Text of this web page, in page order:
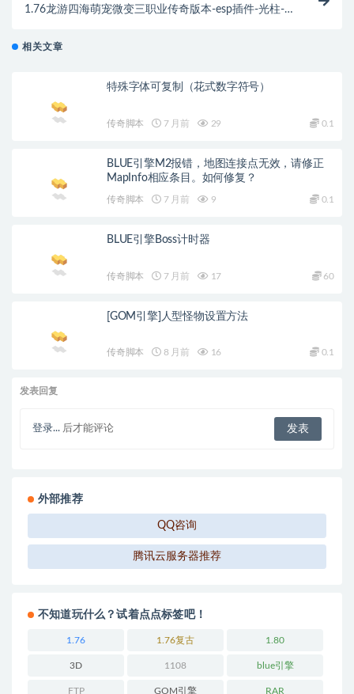
1.76龙游四海萌宠微变三职业传奇版本-esp插件-光柱-
相关文章
特殊字体可复制（花式数字符号）
传奇脚本 7 月前 29 0.1
BLUE引擎M2报错，地图连接点无效，请修正
MapInfo相应条目。如何修复？
传奇脚本 7 月前 9 0.1
BLUE引擎Boss计时器
传奇脚本 7 月前 17 60
[GOM引擎]人型怪物设置方法
传奇脚本 8 月前 16 0.1
发表回复
登录... 后才能评论
外部推荐
QQ咨询
腾讯云服务器推荐
不知道玩什么？试着点点标签吧！
1.76 1.76复古 1.80
3D 1108 blue引擎
FTP GOM引擎 RAR